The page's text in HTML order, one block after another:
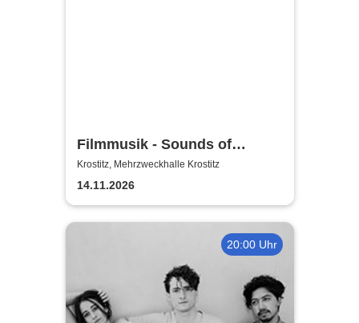
Filmmusik - Sounds of
Cinema 26
Krostitz, Mehrzweckhalle Krostitz
14.11.2026
20:00 Uhr